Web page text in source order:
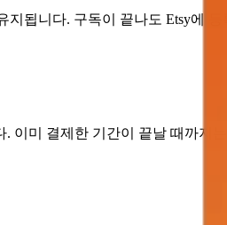
됩니다. 구독이 끝나도 Etsy에
. 이미 결제한 기간이 끝날 때까